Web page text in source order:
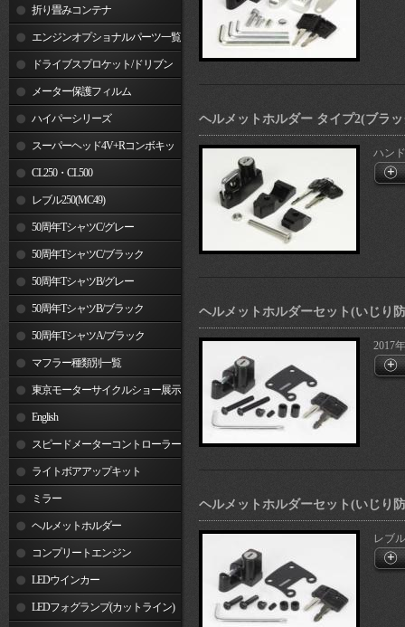
ナー 折り畳みコンテナ
エンジンオプショナルパーツ一覧
ドライブスプロケット/ドリブン
スプロケット
メーター保護フィルム
ハイパーシリーズ
スーパーヘッド4V+Rコンボキッ
ト CL250・CL500
レブル250(MC49)
50周年TシャツC/グレー
50周年TシャツC/ブラック
50周年TシャツB/グレー
50周年TシャツB/ブラック
50周年TシャツA/ブラック
マフラー種類別一覧
東京モーターサイクルショー展示
車両 English
スピードメーターコントローラー
ライトボアアップキット
ミラー
ヘルメットホルダー
コンプリートエンジン
LEDウインカー
LEDフォグランプ(カットライン)
ヘルメットホルダー タイプ2(ブラ
ハン
ヘルメットホルダーセット(いじり
2017
ヘルメットホルダーセット(いじり
レブ